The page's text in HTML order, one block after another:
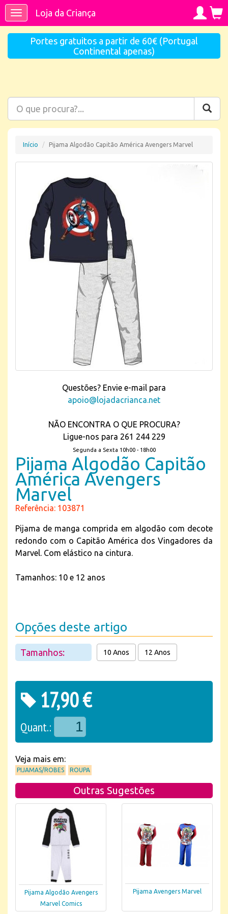
ToggleLoja da Criança
Portes gratuitos a partir de 60€ (Portugal
Continental apenas)
Início Pijama Algodão Capitão América Avengers Marvel
Questões? Envie e-mail para
apoio@lojadacrianca.net
NÃO ENCONTRA O QUE PROCURA?
Ligue-nos para 261 244 229
Segunda a Sexta 10h00 - 18h00
Pijama Algodão Capitão
América Avengers
Marvel
Referência: 103871
Pijama de manga comprida em algodão com decote
redondo com o Capitão América dos Vingadores da
Marvel. Com elástico na cintura.
Tamanhos: 10 e 12 anos
Opções deste artigo
Tamanhos: 10 Anos 12 Anos
17,90 €
Quant.:
Veja mais em:
PIJAMAS/ROBES ROUPA
Outras Sugestões
Pijama Algodão Avengers
Marvel Comics
Pijama Avengers Marvel